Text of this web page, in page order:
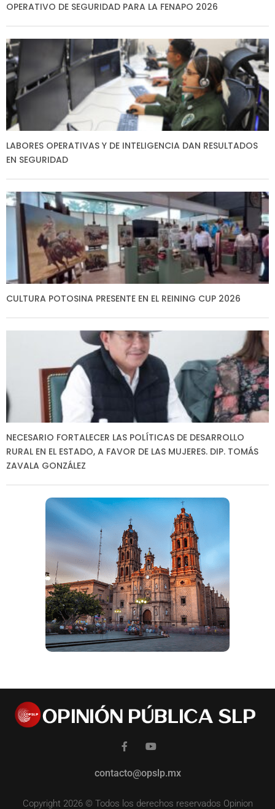
OPERATIVO DE SEGURIDAD PARA LA FENAPO 2026
LABORES OPERATIVAS Y DE INTELIGENCIA DAN RESULTADOS
EN SEGURIDAD
CULTURA POTOSINA PRESENTE EN EL REINING CUP 2026
NECESARIO FORTALECER LAS POLÍTICAS DE DESARROLLO
RURAL EN EL ESTADO, A FAVOR DE LAS MUJERES. DIP. TOMÁS
ZAVALA GONZÁLEZ
contacto@opslp.mx
Copyright 2026 © Todos los derechos reservados Opinion